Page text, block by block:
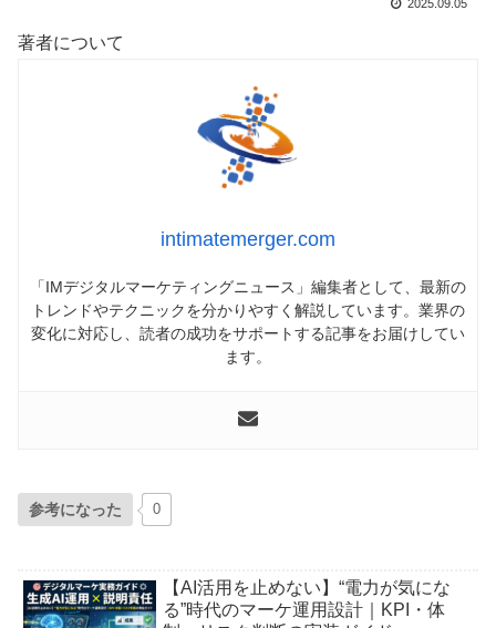
2025.09.05
著者について
intimatemerger.com
「IMデジタルマーケティングニュース」編集者として、最新の
トレンドやテクニックを分かりやすく解説しています。業界の
変化に対応し、読者の成功をサポートする記事をお届けしてい
ます。
参考になった 0
【AI活用を止めない】“電力が気にな
る”時代のマーケ運用設計｜KPI・体